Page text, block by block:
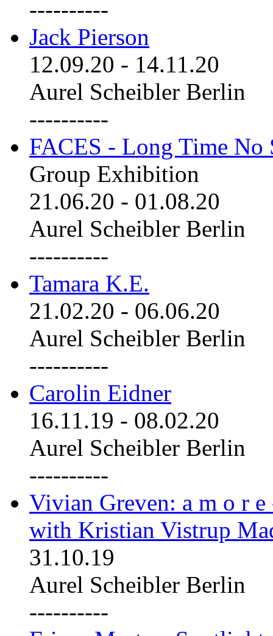
----------
Jack Pierson
12.09.20 - 14.11.20
Aurel Scheibler Berlin
----------
FACES - Long Time No
Group Exhibition
21.06.20 - 01.08.20
Aurel Scheibler Berlin
----------
Tamara K.E.
21.02.20 - 06.06.20
Aurel Scheibler Berlin
----------
Carolin Eidner
16.11.19 - 08.02.20
Aurel Scheibler Berlin
----------
Vivian Greven: a m o r
with Kristian Vistrup
31.10.19
Aurel Scheibler Berlin
----------